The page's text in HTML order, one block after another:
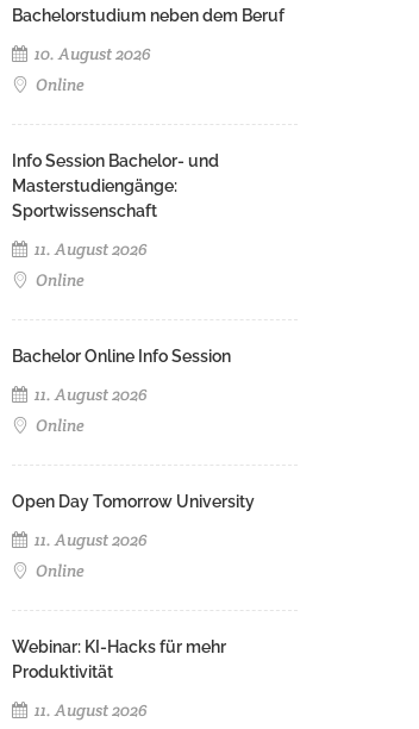
Bachelorstudium neben dem Beruf
10. August 2026
Online
Info Session Bachelor- und
Masterstudiengänge:
Sportwissenschaft
11. August 2026
Online
Bachelor Online Info Session
11. August 2026
Online
Open Day Tomorrow University
11. August 2026
Online
Webinar: KI-Hacks für mehr
Produktivität
11. August 2026